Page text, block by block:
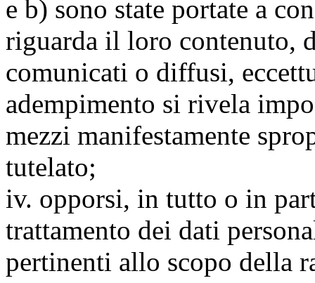
e b) sono state portate a
riguarda il loro contenuto,
comunicati o diffusi,
adempimento si rivela
mezzi manifestamente
tutelato;
iv. opporsi, in tutto o in
trattamento dei dati
pertinenti allo scopo della